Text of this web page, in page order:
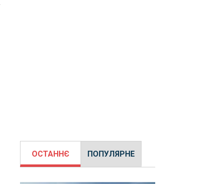
ОСТАННЄ ПОПУЛЯРНЕ